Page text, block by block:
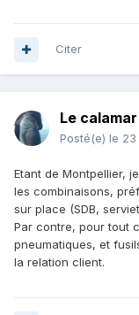
a plouff
Citer
Le
Posté(e) le 23
Etant de Montpellier,
les combinaisons,
sur place (SDB,
Par contre, pour tout
pneumatiques, et
la relation client.